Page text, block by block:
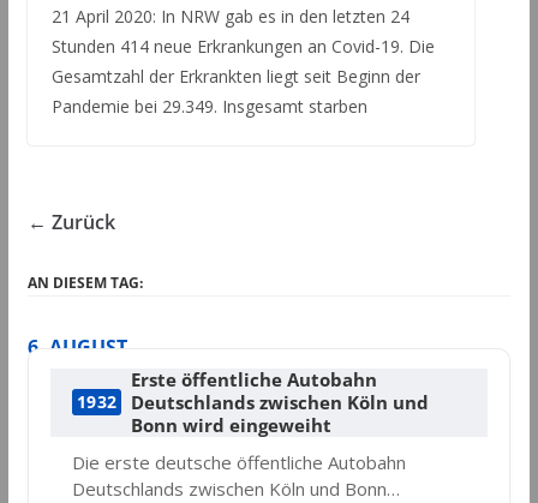
21 April 2020: In NRW gab es in den letzten 24
Stunden 414 neue Erkrankungen an Covid-19. Die
Gesamtzahl der Erkrankten liegt seit Beginn der
Pandemie bei 29.349. Insgesamt starben
← Zurück
AN DIESEM TAG:
6. AUGUST
1932
Erste öffentliche Autobahn
Deutschlands zwischen Köln und
Bonn wird eingeweiht
Die erste deutsche öffentliche Autobahn
Deutschlands zwischen Köln und Bonn…